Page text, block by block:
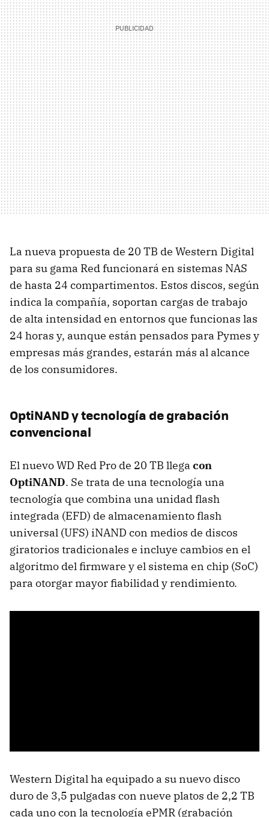
La nueva propuesta de 20 TB de Western Digital
para su gama Red funcionará en sistemas NAS
de hasta 24 compartimentos. Estos discos, según
indica la compañía, soportan cargas de trabajo
de alta intensidad en entornos que funcionas las
24 horas y, aunque están pensados para Pymes y
empresas más grandes, estarán más al alcance
de los consumidores.
OptiNAND y tecnología de grabación
convencional
El nuevo WD Red Pro de 20 TB llega con
OptiNAND. Se trata de una tecnología una
tecnología que combina una unidad flash
integrada (EFD) de almacenamiento flash
universal (UFS) iNAND con medios de discos
giratorios tradicionales e incluye cambios en el
algoritmo del firmware y el sistema en chip (SoC)
para otorgar mayor fiabilidad y rendimiento.
Western Digital ha equipado a su nuevo disco
duro de 3,5 pulgadas con nueve platos de 2,2 TB
cada uno con la tecnología ePMR (grabación